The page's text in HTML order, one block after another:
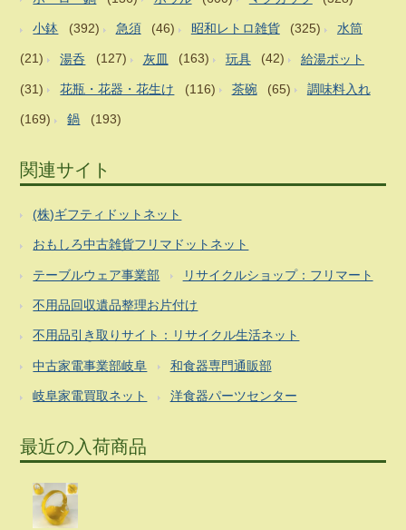
小鉢 (392) 急須 (46) 昭和レトロ雑貨 (325) 水筒
(21) 湯呑 (127) 灰皿 (163) 玩具 (42) 給湯ポット
(31) 花瓶・花器・花生け (116) 茶碗 (65) 調味料入れ
(169) 鍋 (193)
関連サイト
(株)ギフティドットネット
おもしろ中古雑貨フリマドットネット
テーブルウェア事業部 リサイクルショップ：フリマート
不用品回収遺品整理お片付け
不用品引き取りサイト：リサイクル生活ネット
中古家電事業部岐阜 和食器専門通販部
岐阜家電買取ネット 洋食器パーツセンター
最近の入荷商品